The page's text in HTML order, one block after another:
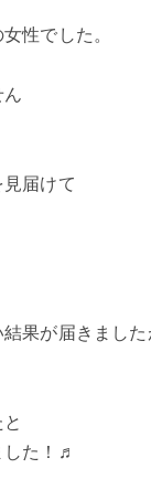
性でした。
ん
届けて
果が届きました
した！♬